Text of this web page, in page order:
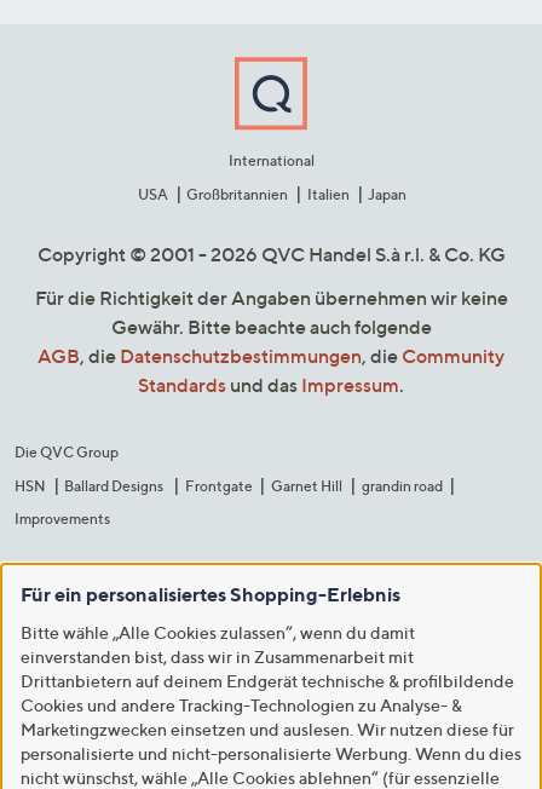
International
USA
Großbritannien Italien Japan
Copyright © 2001 - 2026 QVC Handel S.à r.l. & Co. KG
Für die Richtigkeit der Angaben übernehmen wir keine
Gewähr. Bitte beachte auch folgende
AGB, die Datenschutzbestimmungen, die Community
Standards und das Impressum.
Die QVC Group
HSN
Ballard Designs Frontgate Garnet Hill
grandin road
Improvements
Für ein personalisiertes Shopping-Erlebnis
Bitte wähle „Alle Cookies zulassen“, wenn du damit
einverstanden bist, dass wir in Zusammenarbeit mit
Drittanbietern auf deinem Endgerät technische & profilbildende
Cookies und andere Tracking-Technologien zu Analyse- &
Marketingzwecken einsetzen und auslesen. Wir nutzen diese für
personalisierte und nicht-personalisierte Werbung. Wenn du dies
nicht wünschst, wähle „Alle Cookies ablehnen“ (für essenzielle